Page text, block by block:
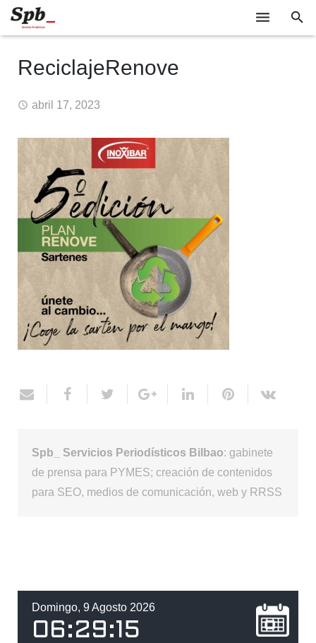
SOCIEDAD
INDUSTRIA
EVENTOS
GABINETE DE PRENSA
ReciclajeRenove
abril 17, 2023
Spb_ Servicios Periodísticos Bilbao: gabinete
de prensa para PYMES; creación de contenidos
para SEO, medios de comunicación, web y RRSS
Domingo, 9 Agosto 2026
06:29:16